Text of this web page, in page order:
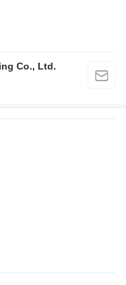
Co., Ltd.